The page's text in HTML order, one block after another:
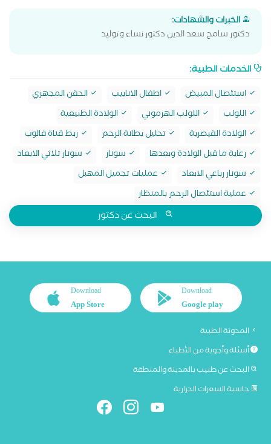
الخبرات والشهادات:
دكتور سامح سعد الدين دكتور نساء وتوليد
الخدمات الطبية:
استئصال المبيض اطفال الانابيب
الحقن المجهري
اللولب
اللولب الهرموني
الولادة الطبيعية
الولادة القيصرية
تحليل بطانة الرحم
ربط قناة فالوب
رعاية ما قبل الولادة وبعدها
سونار
سونار ثلاثي الابعاد
سونار رباعي الابعاد
عمليات تجميل المهبل
عملية استئصال الرحم بالمنظار
البحث عن دكتور
Download
Google play
Download
App Store
المدونة الطبية
أسئلة وأجوبة من الأطباء
البحث عن طبيب بالمدينة والمنطقة
حاسبة السعرات الحرارية